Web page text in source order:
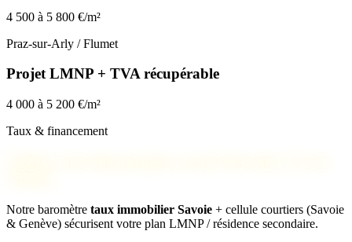
4 500 à 5 800 €/m²
Praz-sur-Arly / Flumet
Projet LMNP + TVA récupérable
4 000 à 5 200 €/m²
Taux & financement
Notre baromètre taux immobilier Savoie + cellule courtiers (Savoie
& Genève) sécurisent votre plan LMNP / résidence secondaire.